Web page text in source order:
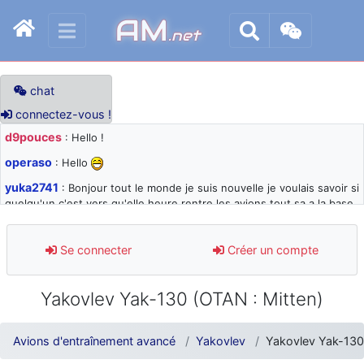
AM.net
chat
connectez-vous !
d9pouces : Hello !
operaso : Hello
yuka2741 : Bonjour tout le monde je suis nouvelle je voulais savoir si
quelqu'un c'est vers qu'elle heure rentre les avions tout sa a la base
d9pouces: désolé pour les quelques blocages du site ces derniers
jours : je teste des méthodes contre le spam et les bots trop nocifs
paxwax : Super, la nouvelle bannière
d9pouces: je suis un avion@,._,+ > lesquels ? je ne suis pas sûr de
comprendre
Se connecter Créer un compte
Yakovlev Yak-130 (OTAN : Mitten)
Avions d'entraînement avancé Yakovlev Yakovlev Yak-